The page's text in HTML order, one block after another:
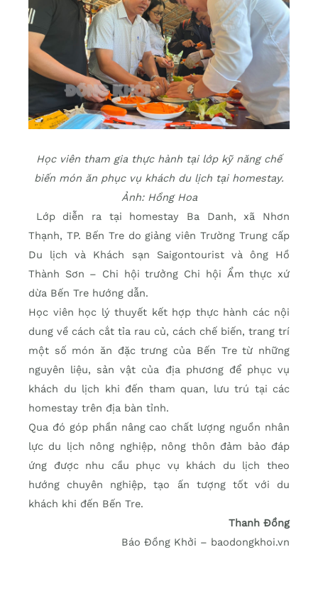
Học viên tham gia thực hành tại lớp kỹ năng chế
biến món ăn phục vụ khách du lịch tại homestay.
Ảnh: Hồng Hoa
Lớp diễn ra tại homestay Ba Danh, xã Nhơn
Thạnh, TP. Bến Tre do giảng viên Trường Trung cấp
Du lịch và Khách sạn Saigontourist và ông Hồ
Thành Sơn – Chi hội trưởng Chi hội Ẩm thực xứ
dừa Bến Tre hướng dẫn.
Học viên học lý thuyết kết hợp thực hành các nội
dung về cách cắt tỉa rau củ, cách chế biến, trang trí
một số món ăn đặc trưng của Bến Tre từ những
nguyên liệu, sản vật của địa phương để phục vụ
khách du lịch khi đến tham quan, lưu trú tại các
homestay trên địa bàn tỉnh.
Qua đó góp phần nâng cao chất lượng nguồn nhân
lực du lịch nông nghiệp, nông thôn đảm bảo đáp
ứng được nhu cầu phục vụ khách du lịch theo
hướng chuyên nghiệp, tạo ấn tượng tốt với du
khách khi đến Bến Tre.
Thanh Đồng
Báo Đồng Khởi – baodongkhoi.vn